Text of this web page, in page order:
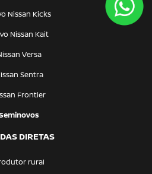
Nissan Kicks
Nissan Kait
Versa
Sentra
Frontier
DIRETAS
rural